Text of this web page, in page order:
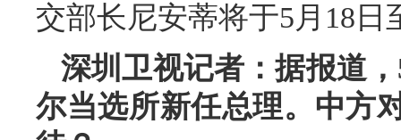
交部长尼安蒂将于5月18
深圳卫视记者：据报道
尔当选所新任总理。中方